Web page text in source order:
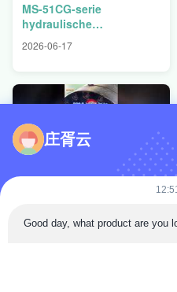
MS-51CG-serie
hydraulische
slangkrimpmachines
verpakt en klaar voor
2026-06-17
00:18
P32 Demonstratie van het
laags slangen
2026-06-16
庄胥云
Good day, what product are you